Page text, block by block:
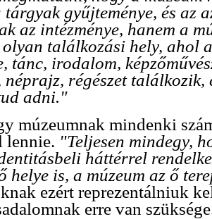
gyűjteménye, és az
az intézménye, hanem a
olyan találkozási hely, ahol
tánc, irodalom,
néprajz, régészet találkozik,
adni."
múzeumnak mindenki
lennie. "Teljesen mindegy,
háttérrel
helye is, a múzeum az ő
ezért reprezentálniuk
erre van